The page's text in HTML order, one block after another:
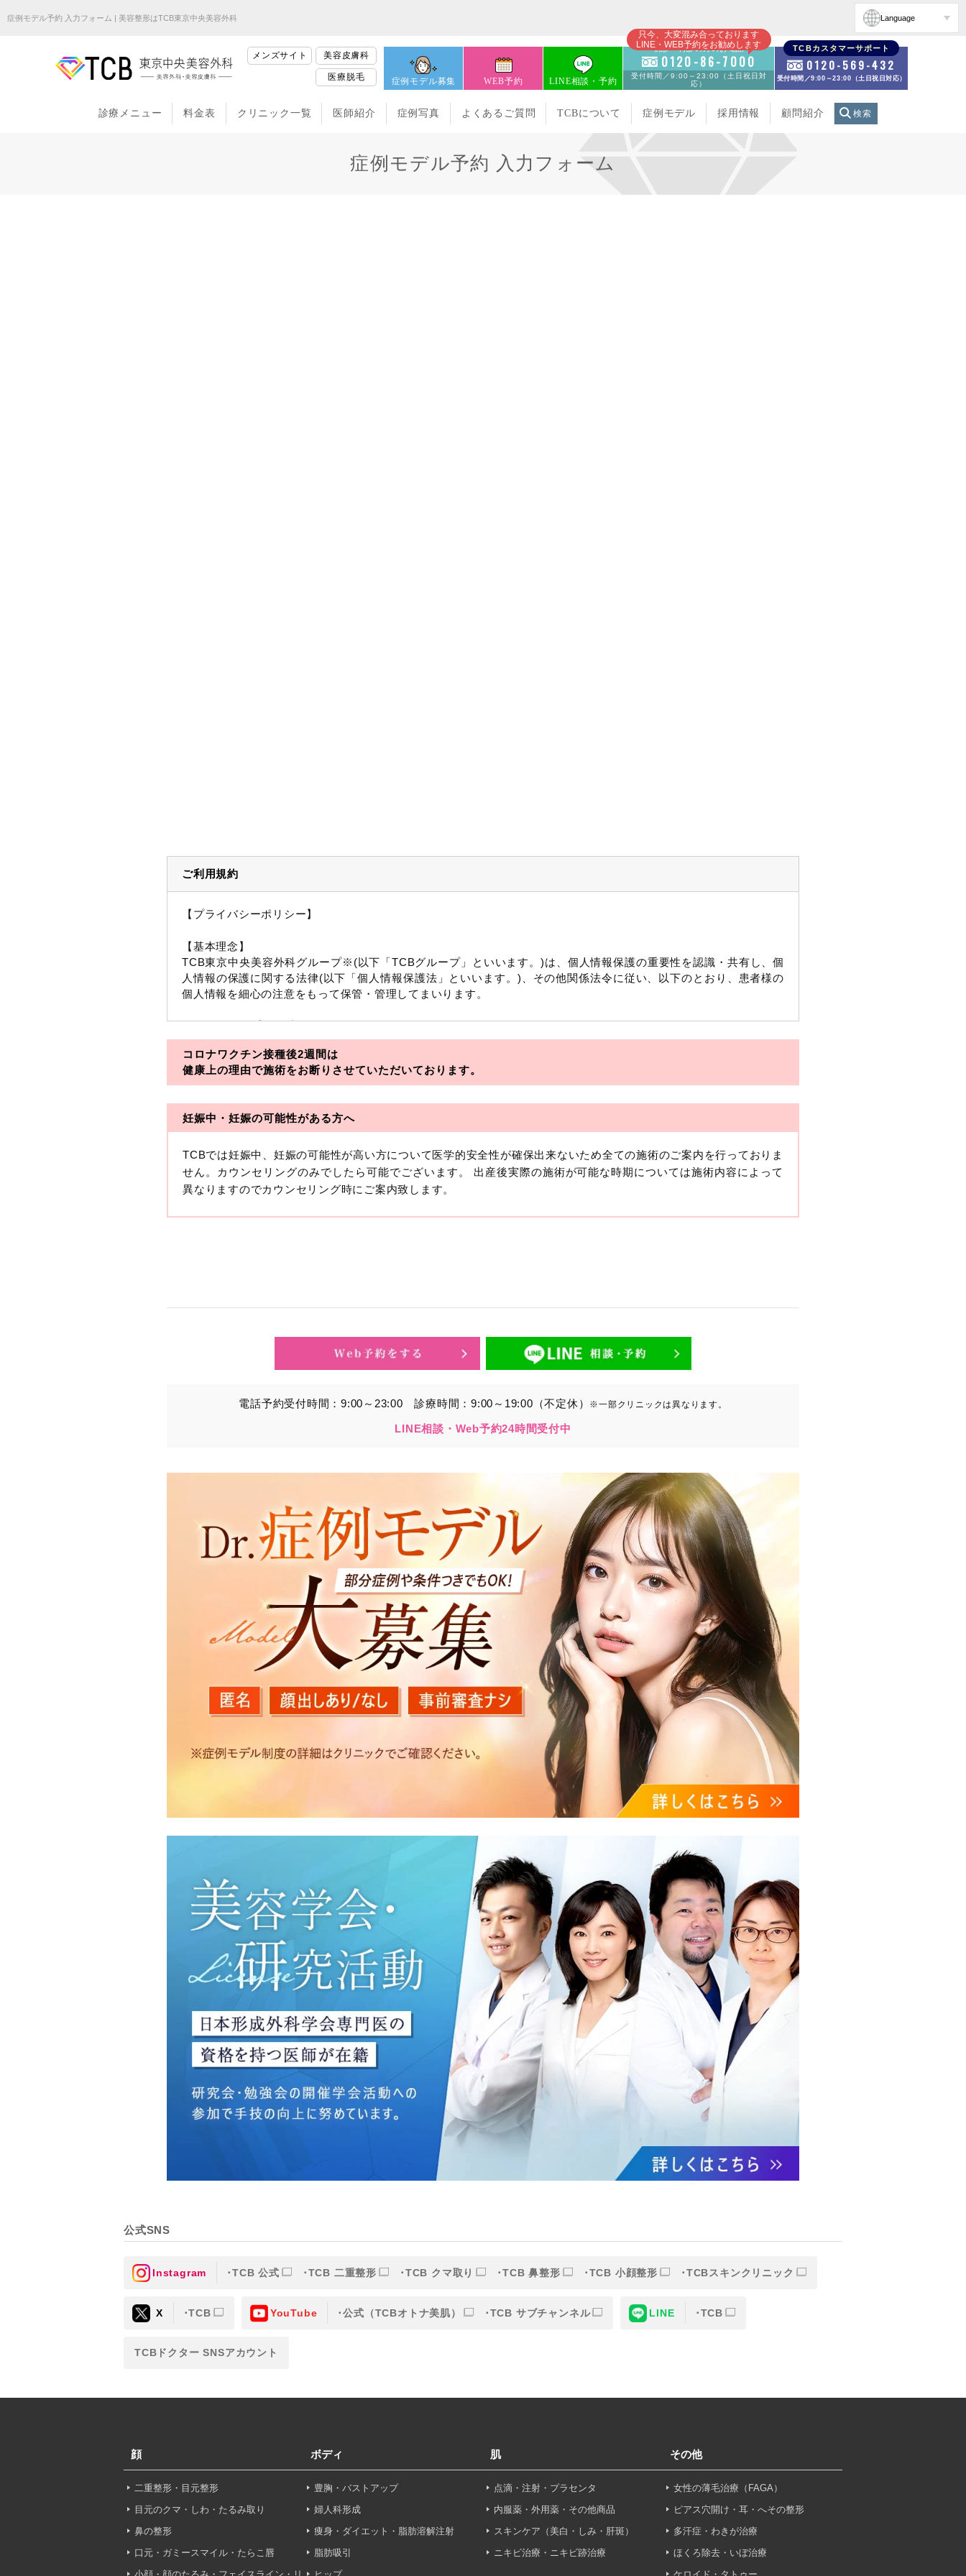
症例モデル予約 入力フォーム | 美容整形はTCB東京中央美容外科 Language
メンズサイト 美容皮膚科
医療脱毛 症例モデル募集 WEB予約 LINE相談・予約
只今、大変混み合っております
LINE・WEB予約をお勧めします
初診・再診の方のお電話
0120-86-7000
受付時間／9:00～23:00（土日祝日対
応）
TCBカスタマーサポート
0120-569-432
受付時間／9:00～23:00（土日祝日対応）
診療メニュー 料金表 クリニック一覧 医師紹介 症例写真 よくあるご質問 TCBについて 症例モデル 採用情報 顧問紹介 検索
症例モデル予約 入力フォーム
ご利用規約
【プライバシーポリシー】
【基本理念】
TCB東京中央美容外科グループ※(以下「TCBグループ」といいます。)は、個人情報保護の重要性を認識・共有し、個
人情報の保護に関する法律(以下「個人情報保護法」といいます。)、その他関係法令に従い、以下のとおり、患者様の
個人情報を細心の注意をもって保管・管理してまいります。
※TCBグループとは以下を総称していいます。
・一般社団法人メディカルアライアンス
・医療法人社団メディカルフロンティア
・医療法人社団創彩会
【定義】
本プライバシーポリシーにおいて「個人情報」とは、生存する個人に関する情報であって、当該情報に含まれる氏名、
生年月日その他の記述等により特定の個人を識別できるもの又は個人識別符号（個人情報保護委員会の政令に準じま
収集した患者様に関する情報には、単独のままでは特定の個人を識別できない情報もありますが、他の情報と組み合わ
③を併せて「取得情報」といいます。）。
・その他、特定の個人を識別することができる情報
・患者様がご利用になった各種サービスの内容、ご利用日時、閲覧履歴等に関連する情報
（これには、Cookie情報、アクセスログ等の利用状況に関する情報を含みます。）
③TCBグループが第三者から間接的に収集する情報
患者様の同意を得た上で、以下の情報をパブリックDMP事業者およびアフィリエイトサービスプロバイダ等の第三者
から取得し、TCBグループが既に有している患者様の個人情報と紐づける場合があります。
・患者様の閲覧履歴、端末等の情報
【利用目的】
TCBグループは取得情報を以下の目的で利用いたします。
・クリニックの来院予約、医療サービスの提供、医療関連商品の販売、アフターケア対応、これらに付随する諸対応等
のサービス提供のため
・医療サービスの提供に関する他の医療機関、検査機関及び研究機関との連携のため
・サービス向上を目的とした医療サービス・販売する医療関連商品に関する患者様へのアンケートの送受信及びこれに
・Cookie等の技術を用いたアクセス履歴、閲覧記録等に関する情報の収集、分析
・閲覧記録等から趣味・嗜好を分析した情報を使用しての広告に利用するため
・お問い合わせ又はご意見の内容確認及びその対応のため
・患者様のサービス利用状況の分析及び症例研究のため
・広告、宣伝、マーケティングのため
【個人情報の管理体制について】
TCBグループは、取り扱う個人情報を、厳正な管理の下に蓄積・保管し、当該個人情報への不正アクセス・紛失・破
壊・改ざんおよび漏洩等を防止するため、必要かつ適切な組織的・人的・物理的・技術的防御措置を講じます。
【個人情報の共同利用について】
TCBグループは、【利用目的】達成に必要な範囲で、取得情報を共同して利用することがあります。
なお、共同利用にあたっては、一般社団法人メディカルアライアンスが個人情報の管理について責任を有します。
東京都港区西新橋3-25-33 フロンティア御成門7F
一般社団法人メディカルアライアンス
【利用目的】の達成のため
【外部委託について】
めを行い、契約にあたっては取得情報が適正に管理されるよう確保します。
以外の第三者に開示・提供することはありません。
【個人情報の開示・訂正・利用停止について】
TCBグループは、本人の申し出により個人情報に関する開示、訂正、更新、削除、利用停止その他お問い合わせについ
て、これを適切に対応します。
問合せ先：個人情報お問合せフォーム
コロナワクチン接種後2週間は
健康上の理由で施術をお断りさせていただいております。
妊娠中・妊娠の可能性がある方へ
TCBでは妊娠中、妊娠の可能性が高い方について医学的安全性が確保出来ないため全ての施術のご案内を行っておりま
せん。カウンセリングのみでしたら可能でございます。 出産後実際の施術が可能な時期については施術内容によって
異なりますのでカウンセリング時にご案内致します。
電話予約受付時間：9:00～23:00診療時間：9:00～19:00（不定休） ※一部クリニックは異なります。
LINE相談・Web予約24時間受付中
公式SNS
Instagram TCB 公式 TCB 二重整形 TCB クマ取り TCB 鼻整形 TCB 小顔整形 TCBスキンクリニック
X TCB YouTube 公式（TCBオトナ美肌） TCB サブチャンネル LINE TCB
TCBドクター SNSアカウント
顔
二重整形・目元整形
目元のクマ・しわ・たるみ取り
鼻の整形
口元・ガミースマイル・たらこ唇
ボディ
豊胸・バストアップ
婦人科形成
痩身・ダイエット・脂肪溶解注射
脂肪吸引
肌
点滴・注射・プラセンタ
内服薬・外用薬・その他商品
スキンケア（美白・しみ・肝斑）
ニキビ治療・ニキビ跡治療
その他
女性の薄毛治療（FAGA）
ピアス穴開け・耳・へその整形
多汗症・わきが治療
ほくろ除去・いぼ治療